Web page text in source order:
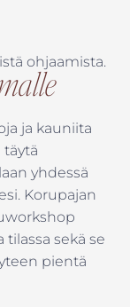
ohjaamista.
ja kauniita
täytä
yhdessä
Korupajan
tilassa sekä se
pientä